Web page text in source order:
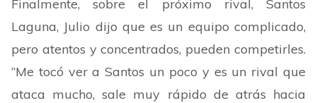
Finalmente, sobre el próximo rival, Santos
Laguna, Julio dijo que es un equipo complicado,
pero atentos y concentrados, pueden competirles.
“Me tocó ver a Santos un poco y es un rival que
ataca mucho, sale muy rápido de atrás hacia